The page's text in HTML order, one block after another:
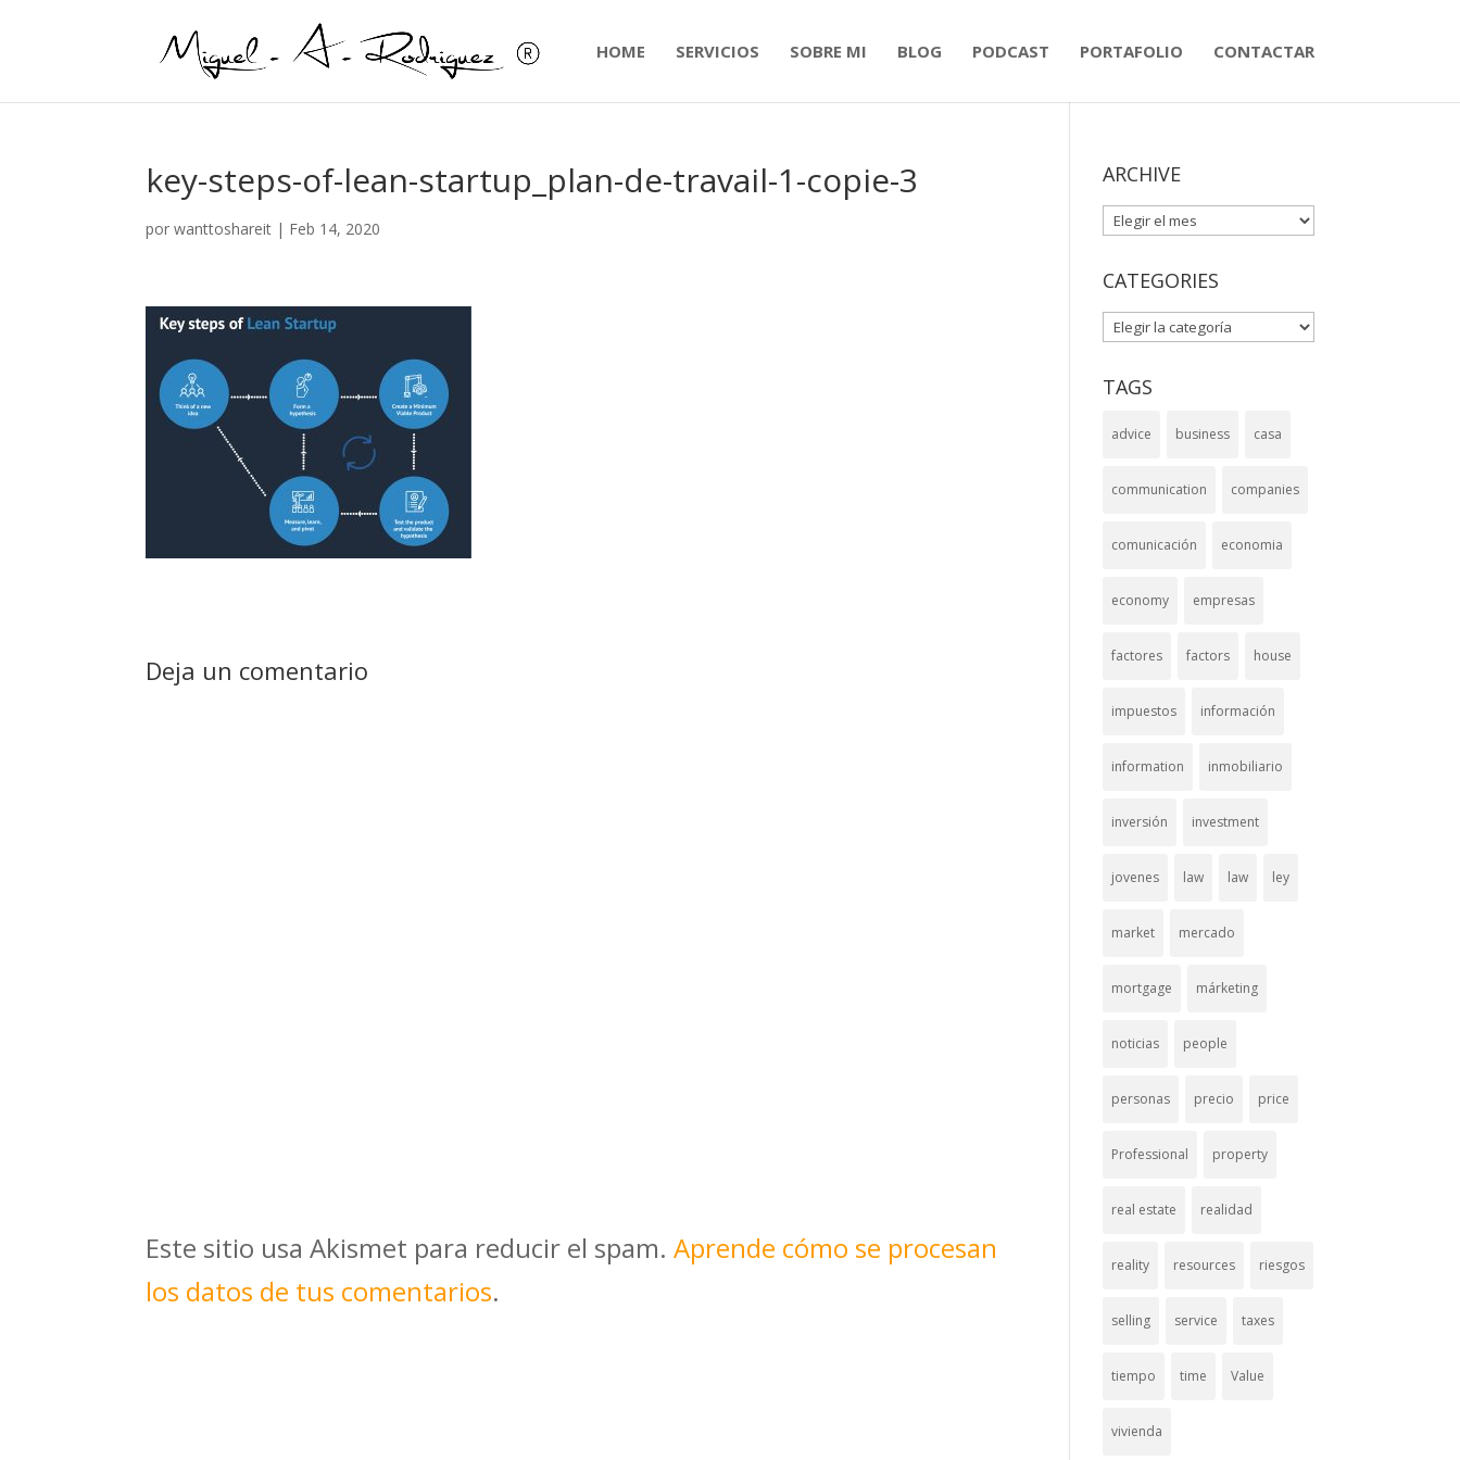
HOME SERVICIOS SOBRE MI BLOG PODCAST PORTAFOLIO CONTACTAR
key-steps-of-lean-startup_plan-de-travail-1-copie-3
porwanttoshareit | Feb 14, 2020
Deja un comentario
Este sitio usa Akismet para reducir el spam.Aprende cómo se procesan
los datos de tus comentarios.
ARCHIVE
ARCHIVE
CATEGORIES
CATEGORIES
TAGS
advice business casa
communication companies
comunicación economia
economy empresas
factores factors house
impuestos información
information inmobiliario
inversión investment
jovenes law law ley
market mercado
mortgage márketing
noticias people
personas precio price
Professional property
real estate realidad
reality resources riesgos
selling service taxes
tiempo time Value
vivienda